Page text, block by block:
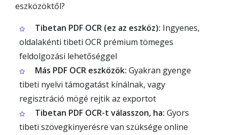
eszközöktől?
Tibetan PDF OCR (ez az eszköz): Ingyenes,
oldalakénti tibeti OCR prémium tömeges
feldolgozási lehetőséggel
Más PDF OCR eszközök: Gyakran gyenge
tibeti nyelvi támogatást kínálnak, vagy
regisztráció mögé rejtik az exportot
Tibetan PDF OCR-t válasszon, ha: Gyors
tibeti szövegkinyerésre van szüksége online